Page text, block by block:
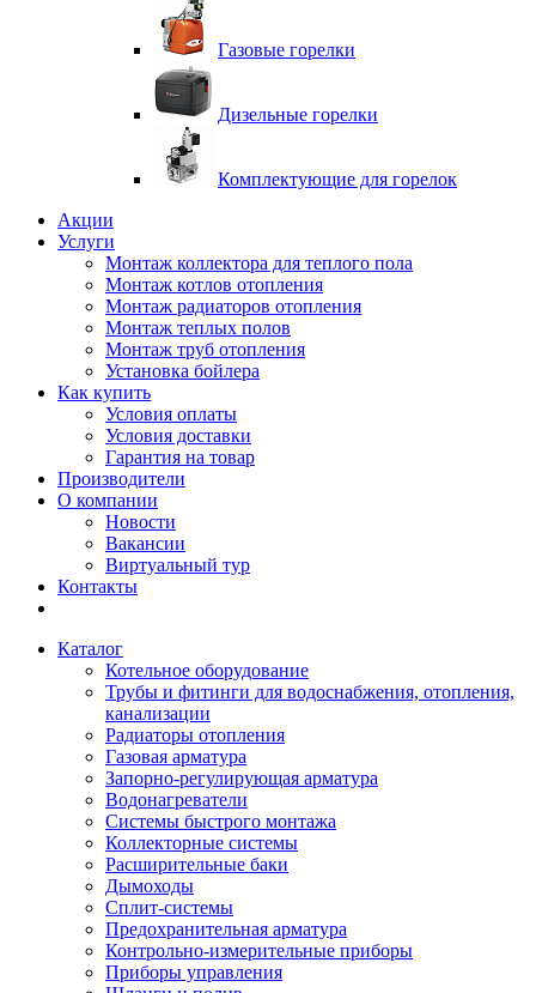
Газовые горелки
Дизельные горелки
Комплектующие для горелок
Акции
Услуги
Монтаж коллектора для теплого пола
Монтаж котлов отопления
Монтаж радиаторов отопления
Монтаж теплых полов
Монтаж труб отопления
Установка бойлера
Как купить
Условия оплаты
Условия доставки
Гарантия на товар
Производители
О компании
Новости
Вакансии
Виртуальный тур
Контакты
Каталог
Котельное оборудование
Трубы и фитинги для водоснабжения, отопления,
канализации
Радиаторы отопления
Газовая арматура
Запорно-регулирующая арматура
Водонагреватели
Системы быстрого монтажа
Коллекторные системы
Расширительные баки
Дымоходы
Сплит-системы
Предохранительная арматура
Контрольно-измерительные приборы
Приборы управления